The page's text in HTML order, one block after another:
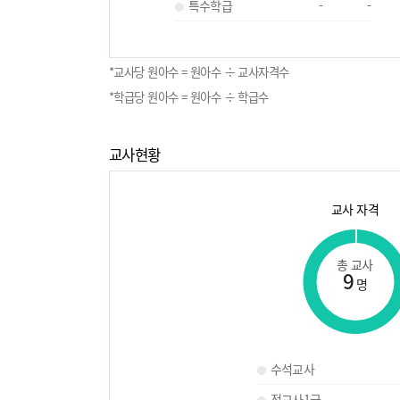
특수학급
- -
*교사당 원아수 = 원아수 ÷ 교사자격수
*학급당 원아수 = 원아수 ÷ 학급수
교사현황
교사 자격
총 교사
9 명
수석교사